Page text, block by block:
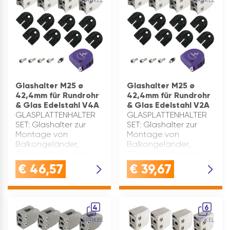
Glashalter M25 ø
42,4mm für Rundrohr
& Glas Edelstahl V4A
GLASPLATTENHALTER
SET: Glashalter zur
Montage von
Balkongeländer,
Treppengeländer für
RundrohreGLASKLEMME
Glashalterung ist aus
robustem, rostfreiem
Edelstahl gefe…
€ 46,57
Glashalter M25 ø
42,4mm für Rundrohr
& Glas Edelstahl V2A
GLASPLATTENHALTER
SET: Glashalter zur
Montage von
Balkongeländer,
Treppengeländer für
RundrohreGLASKLEMME
Glashalterung ist aus
robustem, rostfreiem
Edelstahl gefe…
€ 39,67
4
ARTIKEL
6
ARTIKEL